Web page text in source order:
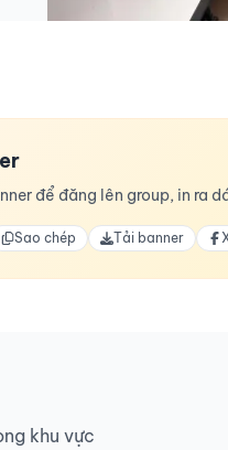
để đăng lên group, in ra
Sao chép Tải banner
khu vực